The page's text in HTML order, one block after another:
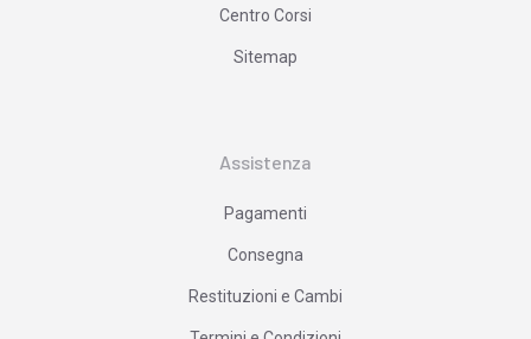
Centro Corsi
Sitemap
Assistenza
Pagamenti
Consegna
Restituzioni e Cambi